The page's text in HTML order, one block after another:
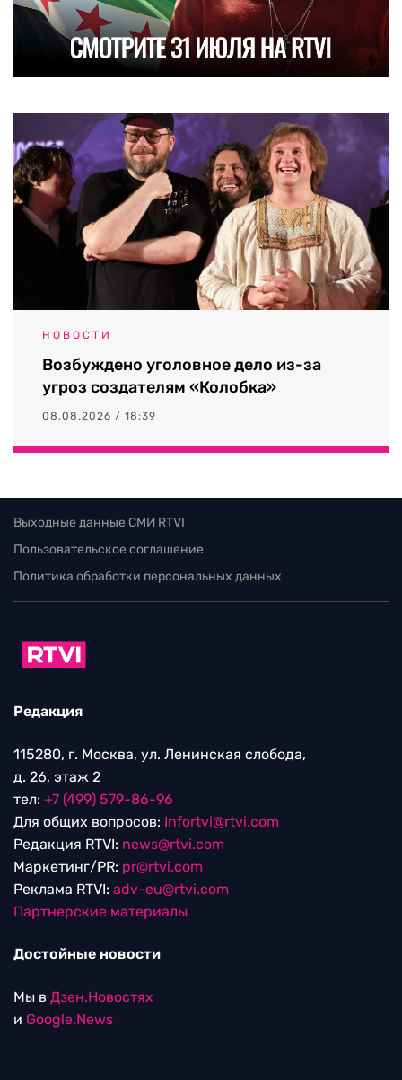
НОВОСТИ
Возбуждено уголовное дело из-за
угроз создателям «Колобка»
08.08.2026 / 18:39
Выходные данные СМИ RTVI
Пользовательское соглашение
Политика обработки персональных данных
Редакция
115280, г. Москва, ул. Ленинская слобода,
д. 26, этаж 2
тел: +7 (499) 579-86-96
Для общих вопросов: Infortvi@rtvi.com
Редакция RTVI: news@rtvi.com
Маркетинг/PR: pr@rtvi.com
Реклама RTVI: adv-eu@rtvi.com
Партнерские материалы
Достойные новости
Мы в Дзен.Новостях
и Google.News